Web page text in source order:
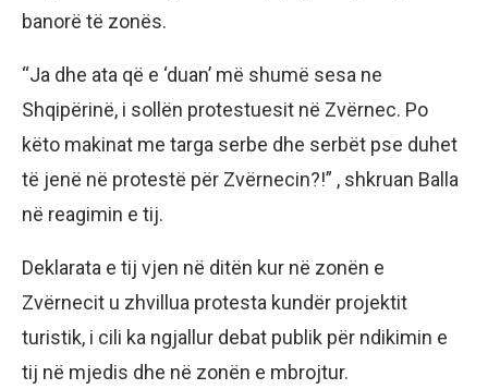
banorë të zonës.
“Ja dhe ata që e ‘duan’ më shumë sesa ne
Shqipërinë, i sollën protestuesit në Zvërnec. Po
këto makinat me targa serbe dhe serbët pse duhet
të jenë në protestë për Zvërnecin?!” , shkruan Balla
në reagimin e tij.
Deklarata e tij vjen në ditën kur në zonën e
Zvërnecit u zhvillua protesta kundër projektit
turistik, i cili ka ngjallur debat publik për ndikimin e
tij në mjedis dhe në zonën e mbrojtur.